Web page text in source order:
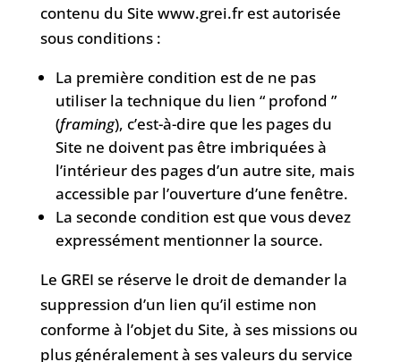
contenu du Site www.grei.fr est autorisée
sous conditions :
La première condition est de ne pas
utiliser la technique du lien “ profond ”
(framing), c’est-à-dire que les pages du
Site ne doivent pas être imbriquées à
l’intérieur des pages d’un autre site, mais
accessible par l’ouverture d’une fenêtre.
La seconde condition est que vous devez
expressément mentionner la source.
Le GREI se réserve le droit de demander la
suppression d’un lien qu’il estime non
conforme à l’objet du Site, à ses missions ou
plus généralement à ses valeurs du service